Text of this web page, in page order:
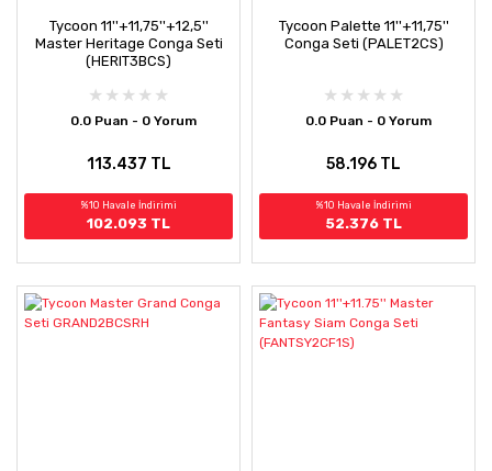
Tycoon 11''+11,75''+12,5''
Master Heritage Conga Seti
(HERIT3BCS)
0.0 Puan - 0 Yorum
113.437 TL
%10 Havale İndirimi
102.093 TL
Tycoon Palette 11''+11,75''
Conga Seti (PALET2CS)
0.0 Puan - 0 Yorum
58.196 TL
%10 Havale İndirimi
52.376 TL